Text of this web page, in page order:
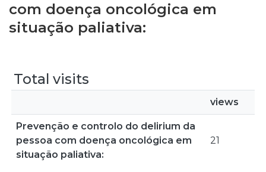
Entities
com doença oncológica em
situação paliativa:
Total visits
views
Prevenção e controlo do delirium da
pessoa com doença oncológica em
situação paliativa:
21